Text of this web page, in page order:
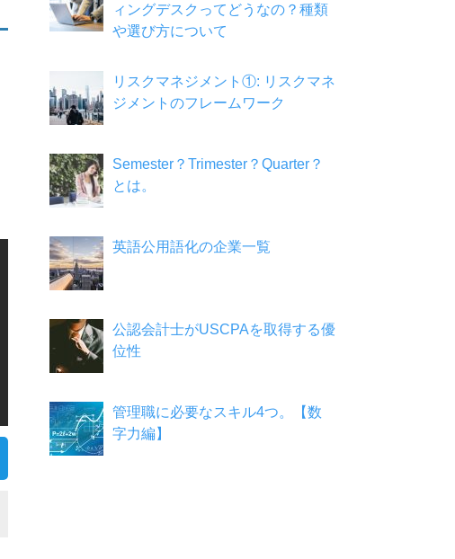
ィングデスクってどうなの？種類
や選び方について
リスクマネジメント①: リスクマネ
ジメントのフレームワーク
Semester？Trimester？Quarter？
とは。
英語公用語化の企業一覧
公認会計士がUSCPAを取得する優
位性
管理職に必要なスキル4つ。【数
字力編】